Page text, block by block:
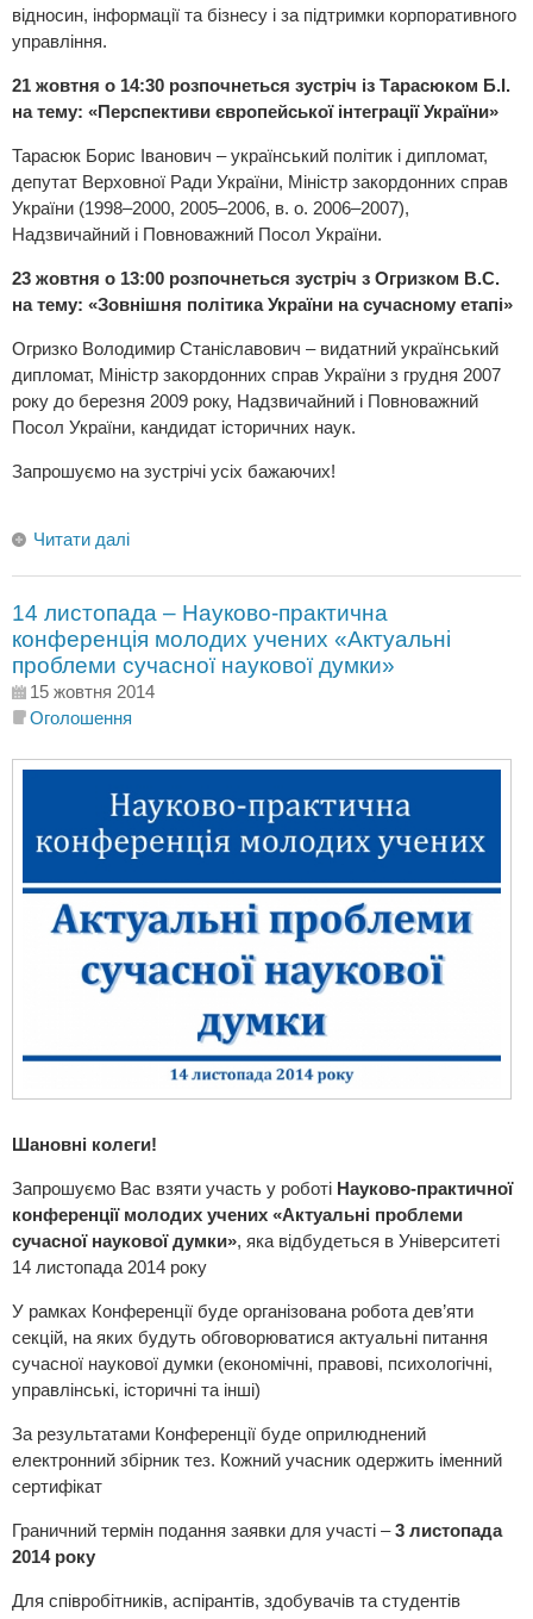
відносин, інформації та бізнесу і за підтримки корпоративного
управління.
21 жовтня о 14:30 розпочнеться зустріч із Тарасюком Б.І.
на тему: «Перспективи європейської інтеграції України»
Тарасюк Борис Іванович – український політик і дипломат,
депутат Верховної Ради України, Міністр закордонних справ
України (1998–2000, 2005–2006, в. о. 2006–2007),
Надзвичайний і Повноважний Посол України.
23 жовтня о 13:00 розпочнеться зустріч з Огризком В.С.
на тему: «Зовнішня політика України на сучасному етапі»
Огризко Володимир Станіславович – видатний український
дипломат, Міністр закордонних справ України з грудня 2007
року до березня 2009 року, Надзвичайний і Повноважний
Посол України, кандидат історичних наук.
Запрошуємо на зустрічі усіх бажаючих!
Читати далі
14 листопада – Науково-практична
конференція молодих учених «Актуальні
проблеми сучасної наукової думки»
15 жовтня 2014
Оголошення
Шановні колеги!
Запрошуємо Вас взяти участь у роботі Науково-практичної
конференції молодих учених «Актуальні проблеми
сучасної наукової думки», яка відбудеться в Університеті
14 листопада 2014 року
У рамках Конференції буде організована робота дев’яти
секцій, на яких будуть обговорюватися актуальні питання
сучасної наукової думки (економічні, правові, психологічні,
управлінські, історичні та інші)
За результатами Конференції буде оприлюднений
електронний збірник тез. Кожний учасник одержить іменний
сертифікат
Граничний термін подання заявки для участі –3 листопада
2014 року
Для співробітників, аспірантів, здобувачів та студентів